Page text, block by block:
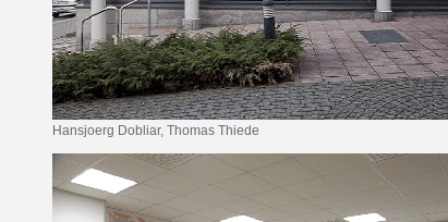
Hansjoerg Dobliar, Thomas Thiede